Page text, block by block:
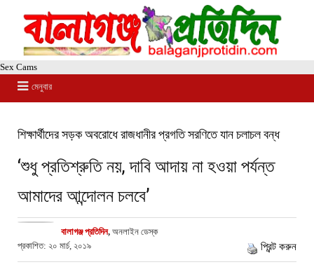
Sex Cams
মেনুবার
শিক্ষার্থীদের সড়ক অবরোধে রাজধানীর প্রগতি সরণিতে যান চলাচল বন্ধ
‘শুধু প্রতিশ্রুতি নয়, দাবি আদায় না হওয়া পর্যন্ত
আমাদের আন্দোলন চলবে’
বালাগঞ্জ প্রতিদিন, অনলাইন ডেস্ক
প্রকাশিত: ২০ মার্চ, ২০১৯
প্রিন্ট করুন